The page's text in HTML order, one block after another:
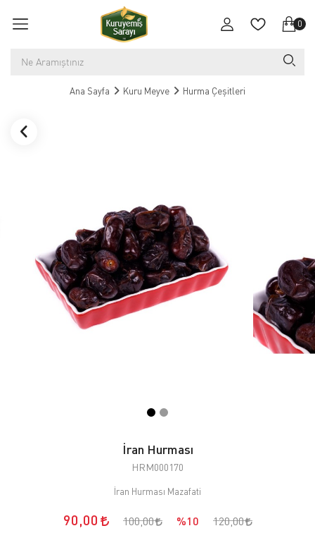
0
Ana Sayfa Kuru Meyve Hurma Çeşitleri
İran Hurması
HRM000170
İran Hurması Mazafati
90,00 100,00 %10 120,00